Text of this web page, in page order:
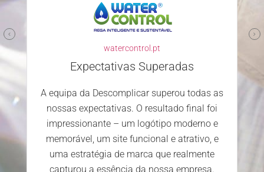
watercontrol.pt
Expectativas Superadas
A equipa da Descomplicar superou todas as
nossas expectativas. O resultado final foi
impressionante – um logótipo moderno e
memorável, um site funcional e atrativo, e
uma estratégia de marca que realmente
capturou a essência da nossa empresa.